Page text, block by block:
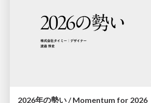
2026年の勢い / Momentum for 2026